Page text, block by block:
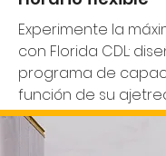
Experimente la
con Florida CDL:
programa de
función de su